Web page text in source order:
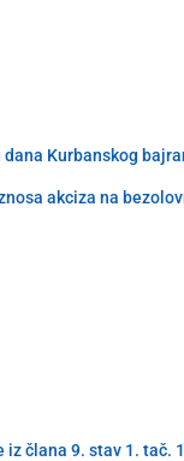
Kurbanskog
akciza na
člana 9. stav 1. tač.